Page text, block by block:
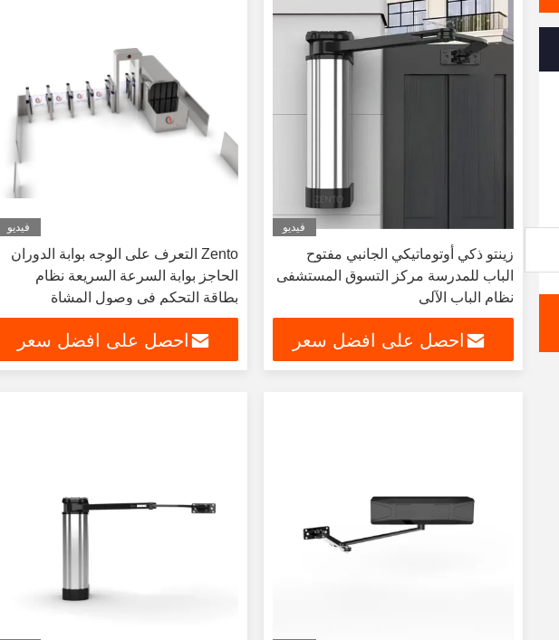
فيديو
زينتو ذكي أوتوماتيكي الجانبي مفتوح
الباب للمدرسة مركز التسوق المستشفى
نظام الباب الآلي
احصل على افضل سعر
فيديو
Zento التعرف على الوجه بوابة الدوران
الحاجز بوابة السرعة السريعة نظام
بطاقة التحكم في وصول المشاة
احصل على افضل سعر